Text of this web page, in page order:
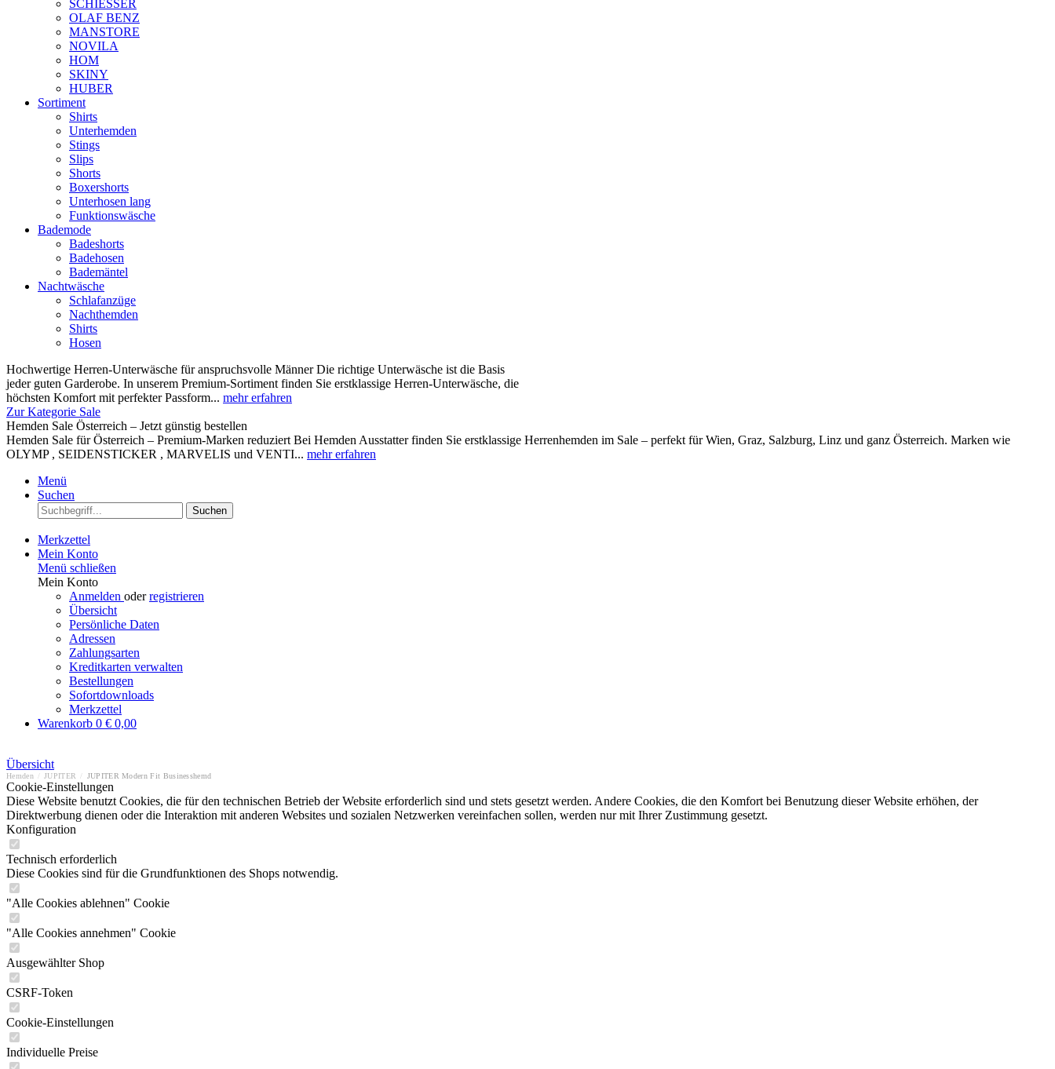
SCHIESSER
OLAF BENZ
MANSTORE
NOVILA
HOM
SKINY
HUBER
Sortiment
Shirts
Unterhemden
Stings
Slips
Shorts
Boxershorts
Unterhosen lang
Funktionswäsche
Bademode
Badeshorts
Badehosen
Bademäntel
Nachtwäsche
Schlafanzüge
Nachthemden
Shirts
Hosen
Hochwertige Herren-Unterwäsche für anspruchsvolle Männer Die richtige Unterwäsche ist die Basis
jeder guten Garderobe. In unserem Premium-Sortiment finden Sie erstklassige Herren-Unterwäsche, die
höchsten Komfort mit perfekter Passform... mehr erfahren
Zur Kategorie Sale
Hemden Sale Österreich – Jetzt günstig bestellen
Hemden Sale für Österreich – Premium-Marken reduziert Bei Hemden Ausstatter finden Sie erstklassige Herrenhemden im Sale – perfekt für Wien, Graz, Salzburg, Linz und ganz Österreich. Marken wie
OLYMP , SEIDENSTICKER , MARVELIS und VENTI... mehr erfahren
Menü
Suchen
Suchen
Merkzettel
Mein Konto
Menü schließen
Mein Konto
Anmelden oderregistrieren
Übersicht
Persönliche Daten
Adressen
Zahlungsarten
Kreditkarten verwalten
Bestellungen
Sofortdownloads
Merkzettel
Warenkorb 0 € 0,00
Übersicht
Hemden JUPITER JUPITER Modern Fit Businesshemd
Cookie-Einstellungen
Diese Website benutzt Cookies, die für den technischen Betrieb der Website erforderlich sind und stets gesetzt werden. Andere Cookies, die den Komfort bei Benutzung dieser Website erhöhen, der
Direktwerbung dienen oder die Interaktion mit anderen Websites und sozialen Netzwerken vereinfachen sollen, werden nur mit Ihrer Zustimmung gesetzt.
Konfiguration
Technisch erforderlich
Diese Cookies sind für die Grundfunktionen des Shops notwendig.
"Alle Cookies ablehnen" Cookie
"Alle Cookies annehmen" Cookie
Ausgewählter Shop
CSRF-Token
Cookie-Einstellungen
Individuelle Preise